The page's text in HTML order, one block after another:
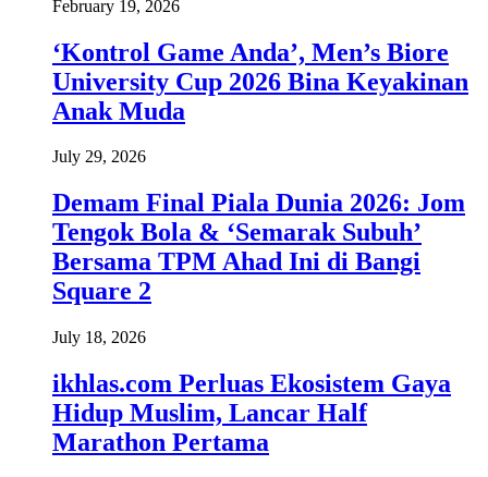
February 19, 2026
‘Kontrol Game Anda’, Men’s Biore
University Cup 2026 Bina Keyakinan
Anak Muda
July 29, 2026
Demam Final Piala Dunia 2026: Jom
Tengok Bola & ‘Semarak Subuh’
Bersama TPM Ahad Ini di Bangi
Square 2
July 18, 2026
ikhlas.com Perluas Ekosistem Gaya
Hidup Muslim, Lancar Half
Marathon Pertama